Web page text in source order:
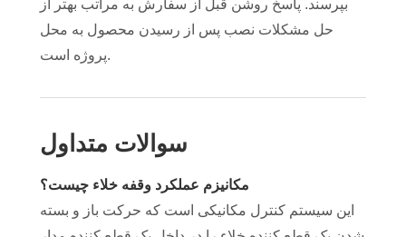
بپرسند. پاسخ روشن قبل از سفارش به مراتب بهتر از
حل مشکلات نصب پس از رسیدن محصول به محل
پروژه است.
سوالات متداول
مکانیزم عملکرد وقفه خلاء چیست؟
این سیستم کنترل مکانیکی است که حرکت باز و بسته